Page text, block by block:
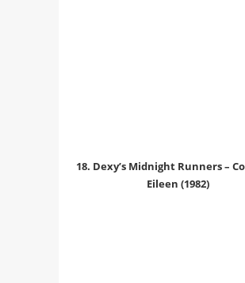
18. Dexy’s Midnight Runners –
Eileen (1982)